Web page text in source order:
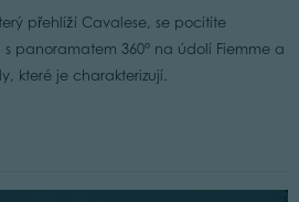
přehlíží Cavalese, se pocítíte
panoramatem 360° na údolí Fiemme a
které je charakterizují.